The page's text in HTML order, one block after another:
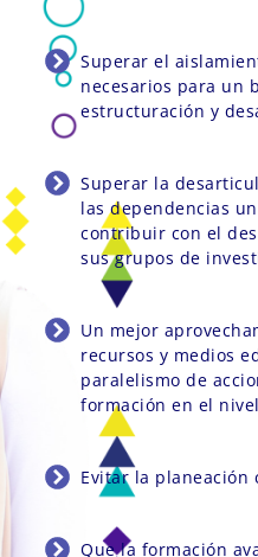
Superar el
necesarios para un
estructuración y
Superar la
las dependencias
contribuir con el
sus grupos de
Un mejor
recursos y medios
paralelismo de
formación en el
Evitar la planeación
Que la formación